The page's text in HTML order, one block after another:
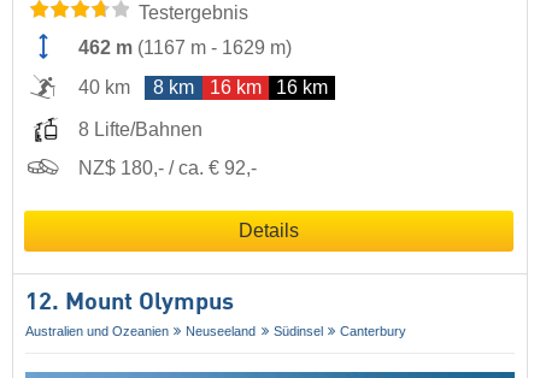
Testergebnis
462 m (1167 m - 1629 m)
40 km
8 km 16 km 16 km
8 Lifte/Bahnen
NZ$ 180,- / ca. € 92,-
Details
12. Mount Olympus
Australien und Ozeanien Neuseeland Südinsel Canterbury